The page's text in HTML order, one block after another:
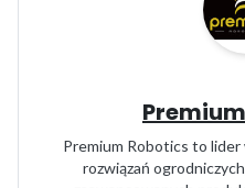
Premium Robotics to
rozwiązań